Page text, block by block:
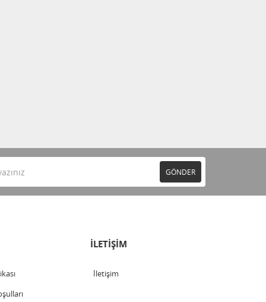
GÖNDER
İLETİŞİM
İletişim